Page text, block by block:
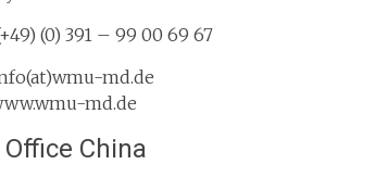
(0) 391 – 99 00 69 67
md.de
md.de
China